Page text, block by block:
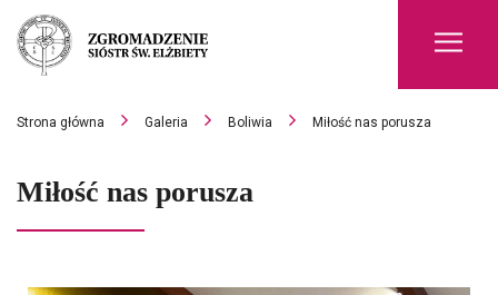
Strona główna Galeria Boliwia Miłość nas porusza
Miłość nas porusza